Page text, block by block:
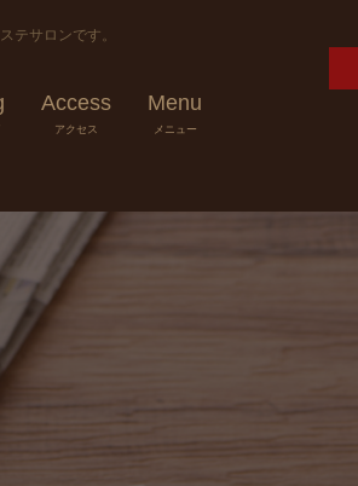
テサロンです。
Access
アクセス
Menu
メニュー